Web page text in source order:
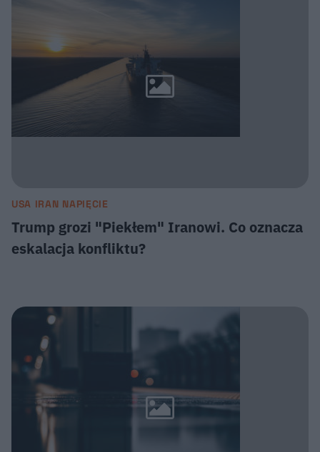
USA IRAN NAPIĘCIE
Trump grozi "Piekłem" Iranowi. Co oznacza
eskalacja konfliktu?